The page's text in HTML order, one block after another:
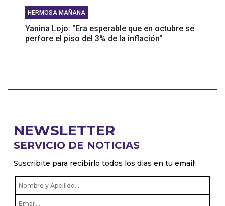
HERMOSA MAÑANA
Yanina Lojo: "Era esperable que en octubre se
perfore el piso del 3% de la inflación"
NEWSLETTER
SERVICIO DE NOTICIAS
Suscribite para recibirlo todos los dias en tu email!